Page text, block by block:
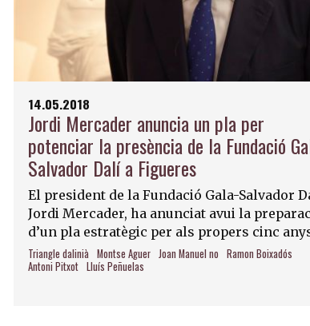
14.05.2018
Jordi Mercader anuncia un pla per
potenciar la presència de la Fundació
Salvador Dalí a Figueres
El president de la Fundació Gala-Salvador
Jordi Mercader, ha anunciat avui la
d’un pla estratègic per als propers cinc
Triangle dalinià Montse Aguer Joan Manuel no Ramon Boixadós
Antoni Pitxot Lluís Peñuelas